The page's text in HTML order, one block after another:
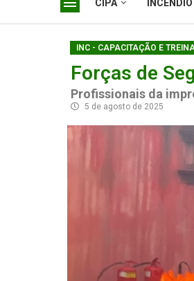
CIPA INCÊNDIO
INC - CAPACITAÇÃO E
Forças de
Profissionais da
5 de agosto de 2025